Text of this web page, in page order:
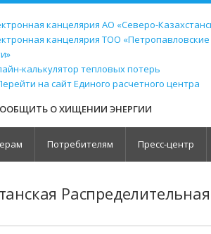
канцелярия АО «Северо-
канцелярия ТОО
калькулятор тепловых потерь
на сайт Единого расчетного центра
О ХИЩЕНИИ ЭНЕРГИИ
Потребителям Пресс-центр